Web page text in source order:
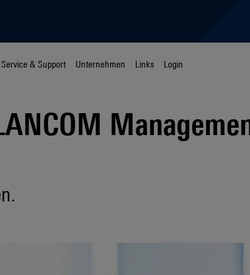
Service & Support Unternehmen Links Login